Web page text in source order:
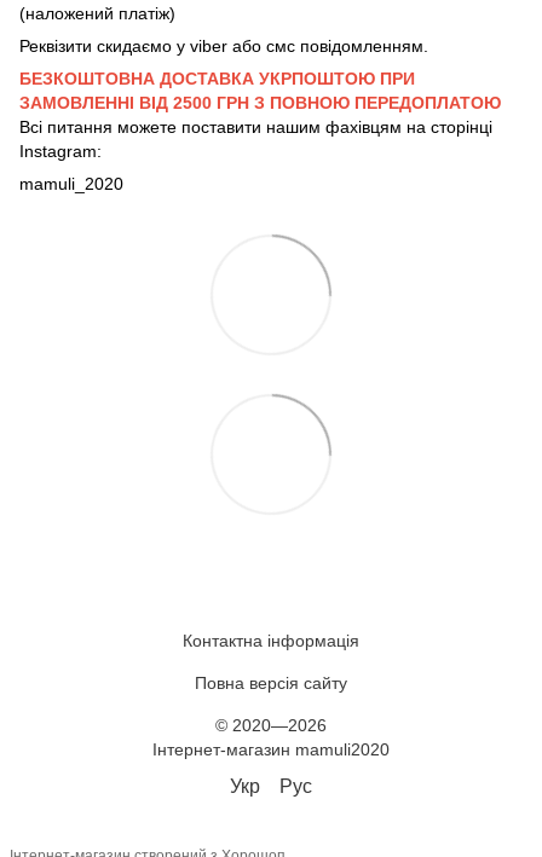
(наложений платіж)
Реквізити скидаємо у viber або смс повідомленням.
БЕЗКОШТОВНА ДОСТАВКА УКРПОШТОЮ ПРИ
ЗАМОВЛЕННІ ВІД 2500 ГРН З ПОВНОЮ ПЕРЕДОПЛАТОЮ
Всі питання можете поставити нашим фахівцям на сторінці
Instagram:
mamuli_2020
Контактна інформація
Повна версія сайту
© 2020—2026
Інтернет-магазин mamuli2020
Укр Рус